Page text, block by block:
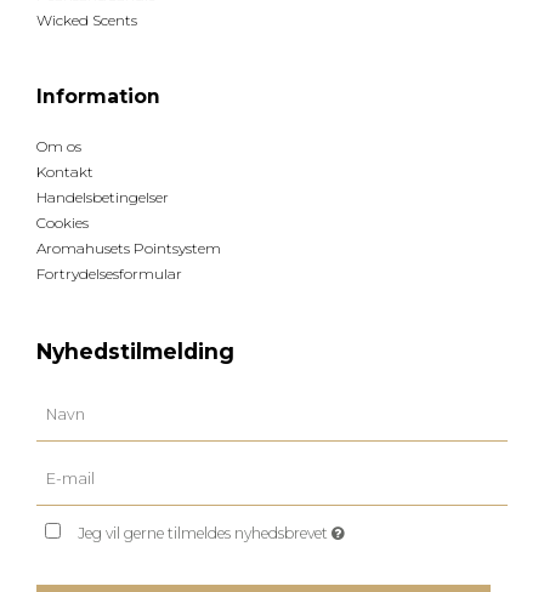
Wicked Scents
Information
Om os
Kontakt
Handelsbetingelser
Cookies
Aromahusets Pointsystem
Fortrydelsesformular
Nyhedstilmelding
Jeg vil gerne tilmeldes nyhedsbrevet